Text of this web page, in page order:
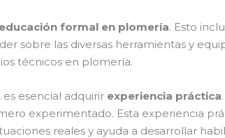
educación formal en plomería. Esto
sobre las diversas herramientas y
técnicos en plomería.
esencial adquirir experiencia práctica
experimentado. Esta experiencia
reales y ayuda a desarrollar